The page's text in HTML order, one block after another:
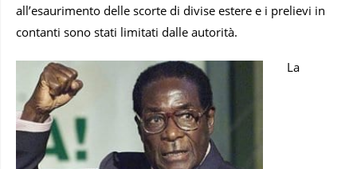
all’esaurimento delle scorte di divise estere e i prelievi in
contanti sono stati limitati dalle autorità.
La